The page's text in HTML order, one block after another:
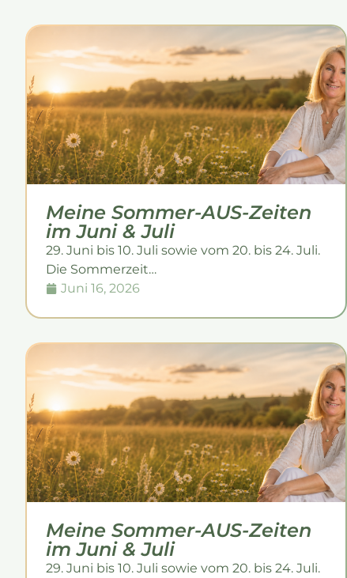
Meine Sommer-AUS-Zeiten
im Juni & Juli
29. Juni bis 10. Juli sowie vom 20. bis 24. Juli.
Die Sommerzeit…
Juni 16, 2026
Meine Sommer-AUS-Zeiten
im Juni & Juli
29. Juni bis 10. Juli sowie vom 20. bis 24. Juli.